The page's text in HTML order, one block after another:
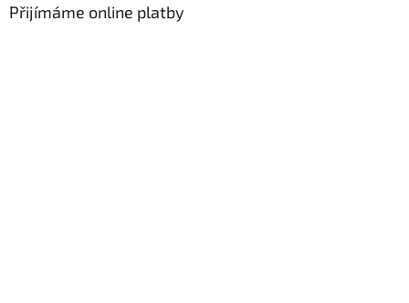
Přijímáme online platby